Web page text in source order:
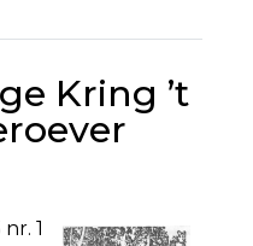
Kring ’t
1